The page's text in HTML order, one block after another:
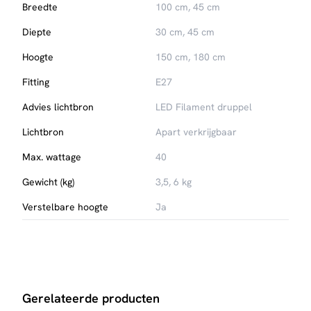
Breedte
100 cm, 45 cm
Diepte
30 cm, 45 cm
Hoogte
150 cm, 180 cm
Fitting
E27
Advies lichtbron
LED Filament druppel
Lichtbron
Apart verkrijgbaar
Max. wattage
40
Gewicht (kg)
3,5, 6 kg
Verstelbare hoogte
Ja
Gerelateerde producten